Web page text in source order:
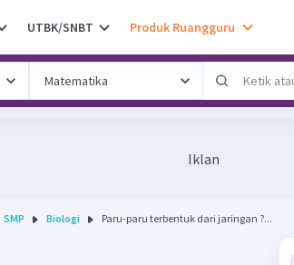
UTBK/SNBT Produk Ruangguru
Iklan
SMP Biologi Paru-paru terbentuk dari jaringan ?...